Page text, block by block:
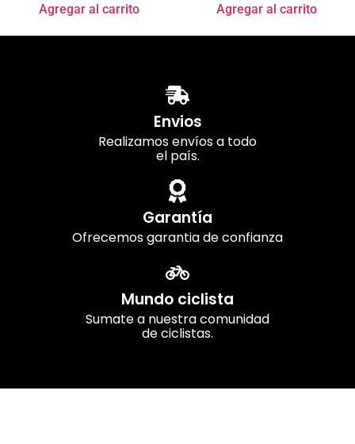
Agregar al carrito Agregar al carrito
Envios
Realizamos envíos a todo
el país.
Garantía
Ofrecemos garantia de confianza
Mundo ciclista
Sumate a nuestra comunidad
de ciclistas.